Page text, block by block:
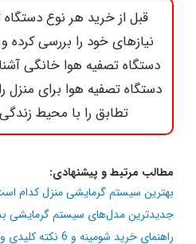
قبل از خرید هر نوع دستگاه
نیازهای خود را بررسی کرده و
دستگاه تصفیه هوا خانگی آشنا
دستگاه تصفیه هوا برای منزل
تطابق را با محیط
مطالب مرتبط و پیشنهادی:
بهترین سیستم گرمایشی منزل کدام
جدیدترین مدل‌های سیستم گرمایشی
راهنمای خرید شومینه و 6 نکته کلیدی و مهم